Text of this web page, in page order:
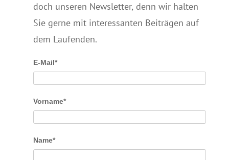
doch unseren Newsletter, denn wir halten
Sie gerne mit interessanten Beiträgen auf
dem Laufenden.
E-Mail*
Vorname*
Name*